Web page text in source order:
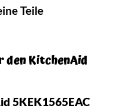
Teile
den KitchenAid
5KEK1565EAC